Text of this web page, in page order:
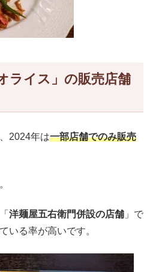
ライス」の販売店舗
2024年は一部店舗でのみ販売
洋麺屋五右衛門併設の店舗 」で
いる率が高いです。